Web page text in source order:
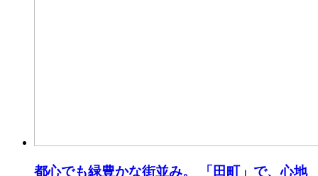
都心でも緑豊かな街並み。 「田町」で、心地